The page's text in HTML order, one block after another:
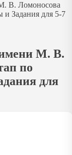
В. Ломоносова
Задания для 5-7
М. В.
по
для